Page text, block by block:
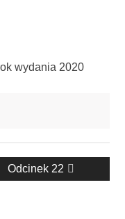
wydania 2020
Next
post:
Odcinek 22